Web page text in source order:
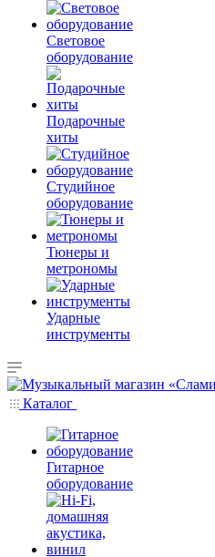
Световое
оборудование
Подарочные
хиты
Студийное
оборудование
Тюнеры и
метрономы
Ударные
инструменты
Каталог
Гитарное
оборудование